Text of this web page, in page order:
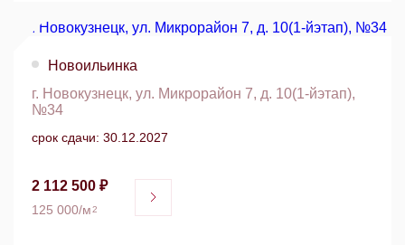
Новоильинка
г. Новокузнецк, ул. Микрорайон 7, д. 10(1-йэтап),
№34
срок сдачи: 30.12.2027
2 112 500 ₽
125 000/м2